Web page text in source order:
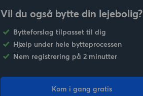
Vil du også bytte din lejebolig?
Bytteforslag tilpasset til dig
Hjælp under hele bytteprocessen
Nem registrering på 2 minutter
Kom i gang gratis